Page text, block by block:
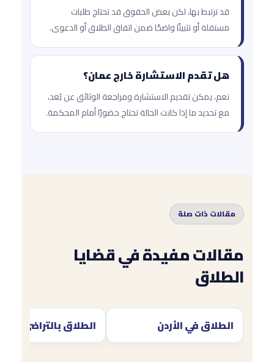
قد ترتبط بها، لكن بعض الحقوق قد تحتاج طلبات
مستقلة أو تثبيتًا واضحًا ضمن اتفاق الطلاق أو الدعوى.
هل تقدم الاستشارة خارج عمان؟
نعم، يمكن تقديم الاستشارة ومراجعة الوثائق عن بُعد،
مع تحديد ما إذا كانت الحالة تحتاج حضورًا أمام المحكمة.
مقالات ذات صلة
مقالات مفيدة في قضايا
الطلاق
الطلاق في الأردن الطلاق بالتراضي في